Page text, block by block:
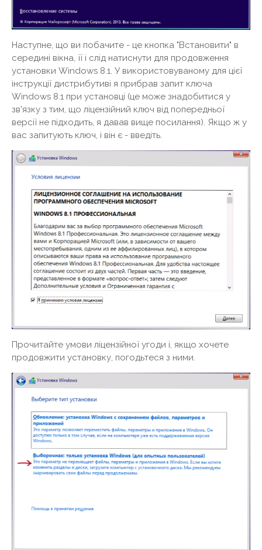
Наступне, що ви побачите - це кнопка "Встановити" в
середині вікна, її і слід натиснути для продовження
установки Windows 8.1. У використовуваному для цієї
інструкції дистрибутиві я прибрав запит ключа
Windows 8.1 при установці (це може знадобитися у
зв'язку з тим, що ліцензійний ключ від попередньої
версії не підходить, я давав вище посилання). Якщо ж у
вас запитують ключ, і він є - введіть.
Прочитайте умови ліцензійної угоди і, якщо хочете
продовжити установку, погодьтеся з ними.